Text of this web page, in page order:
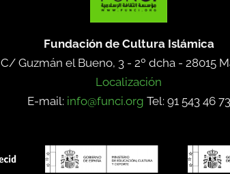
Fundación de Cultura Islámica
C/ Guzmán el Bueno, 3 - 2º dcha - 28015
Localización
E-mail: info@funci.org Tel: 91 543 46 73